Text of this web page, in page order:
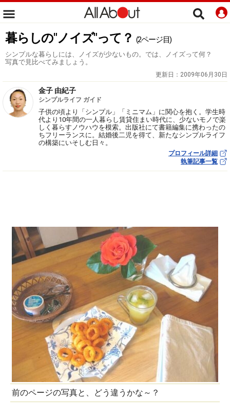
暮らしの"ノイズ"って？ (2ページ目)
シンプルな暮らしには、ノイズが少ないもの。では、ノイズって何？
写真で見比べてみましょう。
更新日： 2009年06月30日
金子 由紀子
シンプルライフ ガイド
子供の頃より「シンプル」「ミニマム」に関心を抱く。学生時
代より10年間の一人暮らし賃貸住まい時代に、少ないモノで楽
しく暮らすノウハウを模索。出版社にて書籍編集に携わったの
ちフリーランスに。結婚後二児を得て、新たなシンプルライフ
の構築にいそしむ日々。
プロフィール詳細
執筆記事一覧
前のページの写真と、どう違うかな～？